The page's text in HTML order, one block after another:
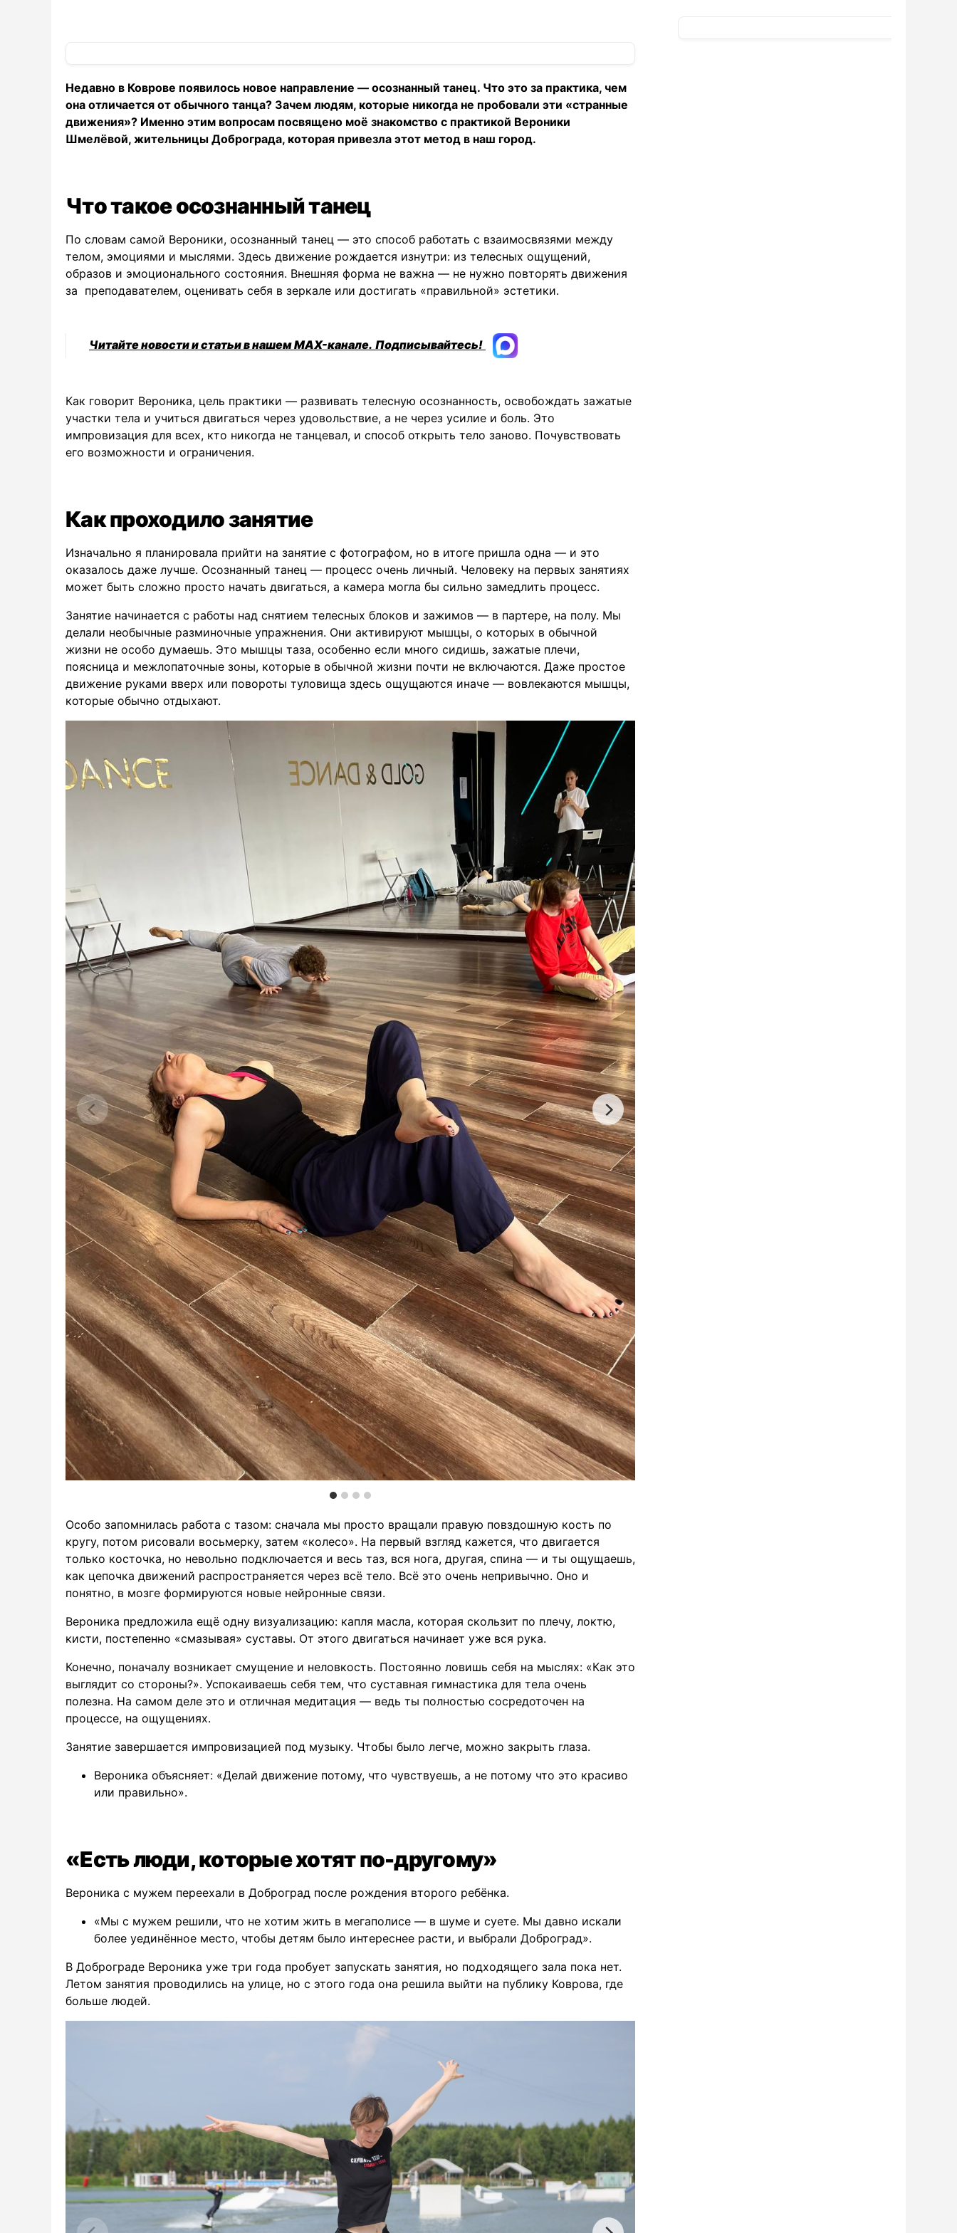
Недавно в Коврове появилось новое направление — осознанный танец. Что это за практика, чем
она отличается от обычного танца? Зачем людям, которые никогда не пробовали эти «странные
движения»? Именно этим вопросам посвящено моё знакомство с практикой Вероники
Шмелёвой, жительницы Доброграда, которая привезла этот метод в наш город.
Что такое осознанный танец
По словам самой Вероники, осознанный танец — это способ работать с взаимосвязями между
телом, эмоциями и мыслями. Здесь движение рождается изнутри: из телесных ощущений,
образов и эмоционального состояния. Внешняя форма не важна — не нужно повторять движения
за преподавателем, оценивать себя в зеркале или достигать «правильной» эстетики.
Читайте новости и статьи в нашем MAX-канале. Подписывайтесь!
Как говорит Вероника, цель практики — развивать телесную осознанность, освобождать зажатые
участки тела и учиться двигаться через удовольствие, а не через усилие и боль. Это
импровизация для всех, кто никогда не танцевал, и способ открыть тело заново. Почувствовать
его возможности и ограничения.
Как проходило занятие
Изначально я планировала прийти на занятие с фотографом, но в итоге пришла одна — и это
оказалось даже лучше. Осознанный танец — процесс очень личный. Человеку на первых занятиях
может быть сложно просто начать двигаться, а камера могла бы сильно замедлить процесс.
Занятие начинается с работы над снятием телесных блоков и зажимов — в партере, на полу. Мы
делали необычные разминочные упражнения. Они активируют мышцы, о которых в обычной
жизни не особо думаешь. Это мышцы таза, особенно если много сидишь, зажатые плечи,
поясница и межлопаточные зоны, которые в обычной жизни почти не включаются. Даже простое
движение руками вверх или повороты туловища здесь ощущаются иначе — вовлекаются мышцы,
которые обычно отдыхают.
Особо запомнилась работа с тазом: сначала мы просто вращали правую повздошную кость по
кругу, потом рисовали восьмерку, затем «колесо». На первый взгляд кажется, что двигается
только косточка, но невольно подключается и весь таз, вся нога, другая, спина — и ты ощущаешь,
как цепочка движений распространяется через всё тело. Всё это очень непривычно. Оно и
понятно, в мозге формируются новые нейронные связи.
Вероника предложила ещё одну визуализацию: капля масла, которая скользит по плечу, локтю,
кисти, постепенно «смазывая» суставы. От этого двигаться начинает уже вся рука.
Конечно, поначалу возникает смущение и неловкость. Постоянно ловишь себя на мыслях: «Как это
выглядит со стороны?». Успокаиваешь себя тем, что суставная гимнастика для тела очень
полезна. На самом деле это и отличная медитация — ведь ты полностью сосредоточен на
процессе, на ощущениях.
Занятие завершается импровизацией под музыку. Чтобы было легче, можно закрыть глаза.
Вероника объясняет: «Делай движение потому, что чувствуешь, а не потому что это красиво
или правильно».
«Есть люди, которые хотят по-другому»
Вероника с мужем переехали в Доброград после рождения второго ребёнка.
«Мы с мужем решили, что не хотим жить в мегаполисе — в шуме и суете. Мы давно искали
более уединённое место, чтобы детям было интереснее расти, и выбрали Доброград».
В Доброграде Вероника уже три года пробует запускать занятия, но подходящего зала пока нет.
Летом занятия проводились на улице, но с этого года она решила выйти на публику Коврова, где
больше людей.